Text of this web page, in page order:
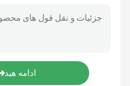
رابط کابل فکرا